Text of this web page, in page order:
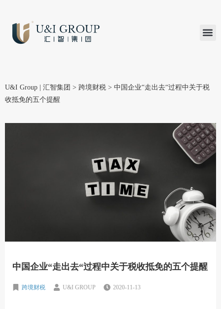
U&I Group | 汇智集团 > 跨境财税 > 中国企业“走出去“过程中关于税
收抵免的五个提醒
中国企业“走出去“过程中关于税收抵免的五个提醒
跨境财税 U&I GROUP 2020-11-13